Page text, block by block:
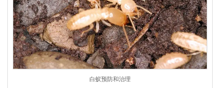
白蚁预防和治理